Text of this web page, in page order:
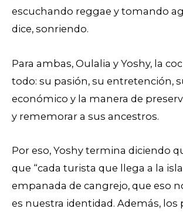
escuchando reggae y tomando
dice, sonriendo.
Para ambas, Oulalia y Yoshy, la
todo: su pasión, su entretención,
económico y la manera de
y rememorar a sus ancestros.
Por eso, Yoshy termina diciendo
que “cada turista que llega a la
empanada de cangrejo, que eso
es nuestra identidad. Además, los